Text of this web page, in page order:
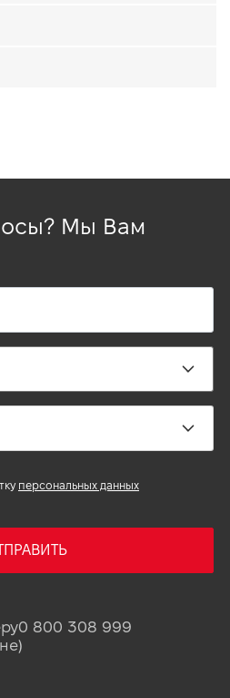
Мы Вам
персональных данных
0 800 308 999